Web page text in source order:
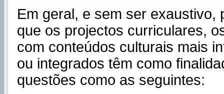
Em geral, e sem ser exaustivo,
que os projectos curriculares,
com conteúdos culturais mais
ou integrados têm como
questões como as seguintes: